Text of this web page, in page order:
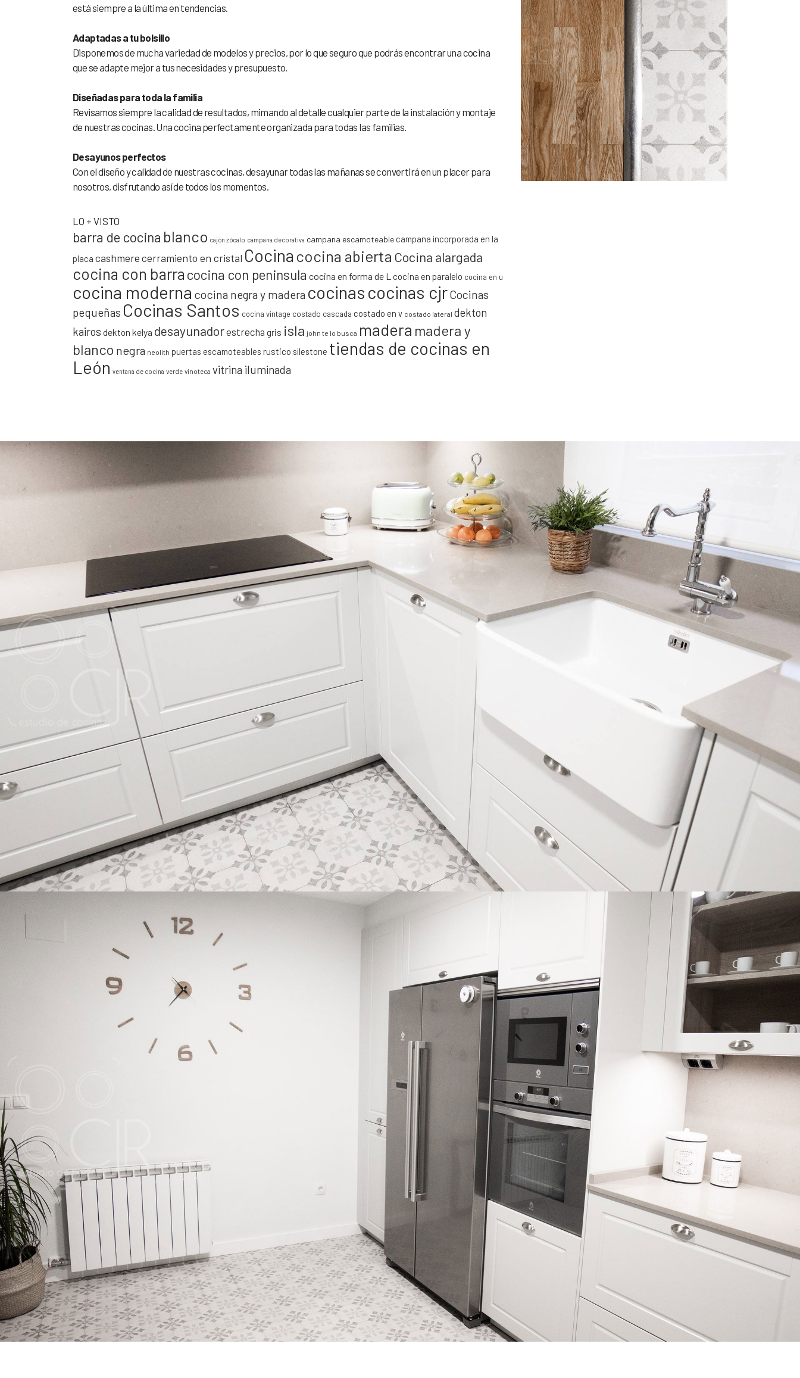
está siempre a la última en tendencias.
Adaptadas a tu bolsillo
Disponemos de mucha variedad de modelos y precios, por lo que seguro que podrás encontrar una cocina
que se adapte mejor a tus necesidades y presupuesto.
Diseñadas para toda la familia
Revisamos siempre la calidad de resultados, mimando al detalle cualquier parte de la instalación y montaje
de nuestras cocinas. Una cocina perfectamente organizada para todas las familias.
Desayunos perfectos
Con el diseño y calidad de nuestras cocinas, desayunar todas las mañanas se convertirá en un placer para
nosotros, disfrutando así de todos los momentos.
LO + VISTO
barra de cocina blanco cajón zócalo campana decorativa campana escamoteable campana incorporada en la
placa cashmerecerramiento en cristal Cocina cocina abierta Cocina alargada
cocina con barra cocina con peninsula cocina en forma de L cocina en paralelo cocina en u
cocina moderna cocina negra y madera cocinas cocinas cjrCocinas
pequeñas Cocinas Santos cocina vintage costado cascada costado en v costado lateral dekton
kairos dekton kelya desayunadorestrecha gris isla john te lo busca madera madera y
blanco negra neolith puertas escamoteables rustico silestone tiendas de cocinas en
León ventana de cocina verde vinoteca vitrina iluminada